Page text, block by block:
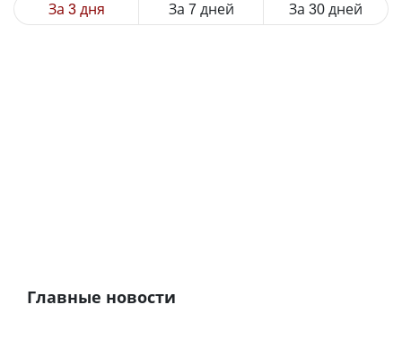
За 3 дня За 7 дней За 30 дней
Главные новости